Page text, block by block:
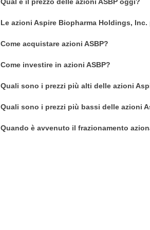
Le azioni Aspire Biopharma Holdings,
Come acquistare azioni ASBP?
Come investire in azioni ASBP?
Quali sono i prezzi più alti delle azioni
Quali sono i prezzi più bassi delle azioni
Quando è avvenuto il frazionamento